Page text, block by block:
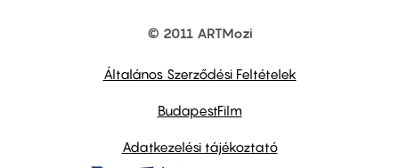
© 2011 ARTMozi
Általános Szerződési Feltételek
BudapestFilm
Adatkezelési tájékoztató